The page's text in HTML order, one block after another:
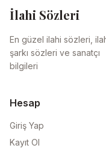
İlahi Sözleri
En güzel ilahi sözleri,
şarkı sözleri ve sanatçı
bilgileri
Hesap
Giriş Yap
Kayıt Ol